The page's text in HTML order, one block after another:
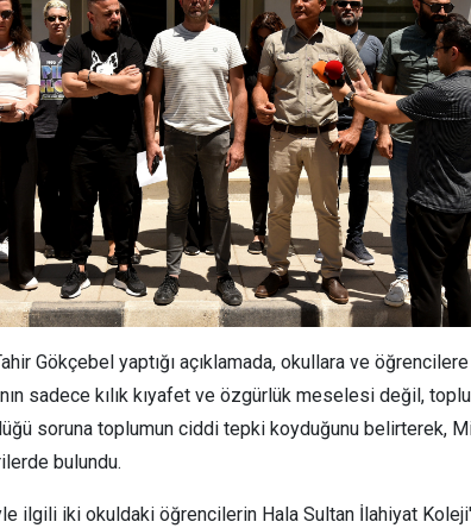
Gökçebel yaptığı açıklamada, okullara ve
sadece kılık kıyafet ve özgürlük meselesi değil,
soruna toplumun ciddi tepki koyduğunu belirterek,
bulundu.
ilgili iki okuldaki öğrencilerin Hala Sultan İlahiyat